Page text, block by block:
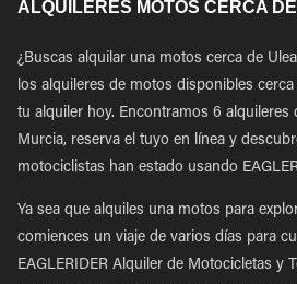
ALQUILERES MOTOS CERCA
¿Buscas alquilar una motos cerca de
los alquileres de motos disponibles
tu alquiler hoy. Encontramos 6 alquileres
Murcia, reserva el tuyo en línea y
motociclistas han estado usando
Ya sea que alquiles una motos para
comiences un viaje de varios días para
EAGLERIDER Alquiler de Motocicletas y